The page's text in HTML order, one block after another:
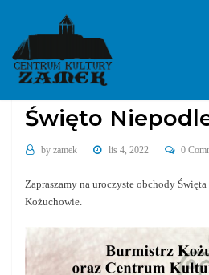
content
Bez kategorii
Święto
by zamek lis 4, 2022 0
Zapraszamy na uroczyste obchody
Kożuchowie.